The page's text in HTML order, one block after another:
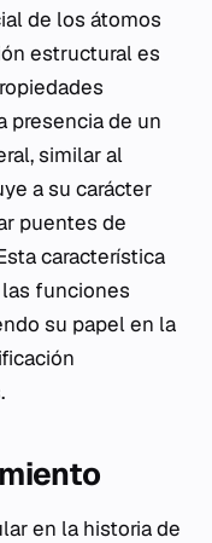
de los átomos
estructural es
presencia de un
similar al
a su carácter
puentes de
característica
funciones
su papel en la
en la historia de